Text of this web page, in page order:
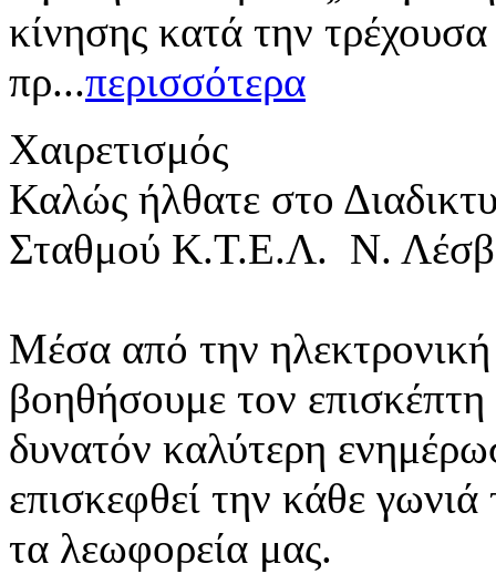
κίνησης κατά την
πρ...περισσότερα
Χαιρετισμός
Καλώς ήλθατε στο
Σταθμού Κ.Τ.Ε.Λ. Ν.
Μέσα από την ηλεκτρονική
βοηθήσουμε τον
δυνατόν καλύτερη
επισκεφθεί την κάθε
τα λεωφορεία μας.